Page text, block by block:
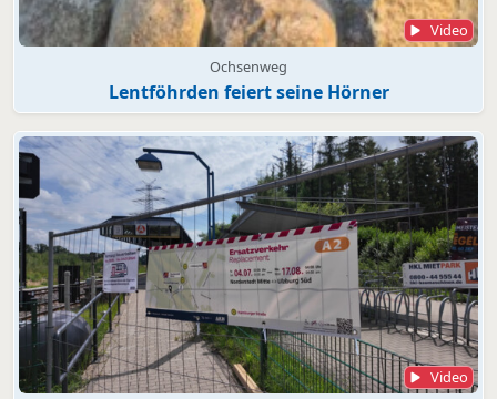
Video
Ochsenweg
Lentföhrden feiert seine Hörner
Video